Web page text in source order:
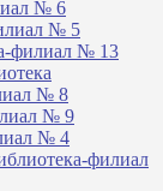
№ 6
№ 5
филиал № 13
№ 8
№ 9
№ 4
филиал